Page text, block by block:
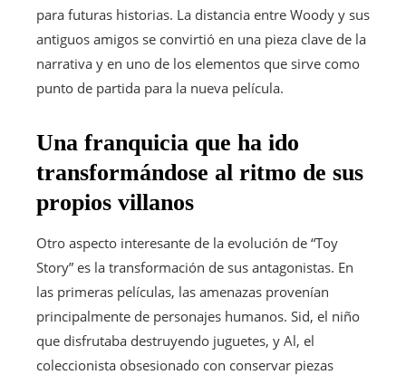
para futuras historias. La distancia entre Woody y sus
antiguos amigos se convirtió en una pieza clave de la
narrativa y en uno de los elementos que sirve como
punto de partida para la nueva película.
Una franquicia que ha ido
transformándose al ritmo de sus
propios villanos
Otro aspecto interesante de la evolución de “Toy
Story” es la transformación de sus antagonistas. En
las primeras películas, las amenazas provenían
principalmente de personajes humanos. Sid, el niño
que disfrutaba destruyendo juguetes, y Al, el
coleccionista obsesionado con conservar piezas